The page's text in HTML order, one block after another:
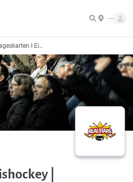
---
Tageskarten I Eishockey | Regionalliga NRW | ESV Bergisch Gladbach - RealStars
|